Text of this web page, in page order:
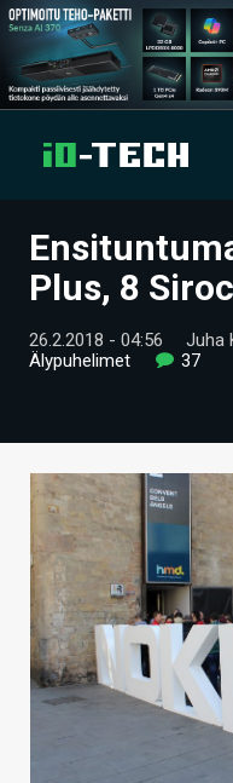
UUTISET
VIDEOT
TIETOA
HINTA.FI
KAUPPA
VAIHDA TEEMA
HAKU
Plus, 8
26.2.2018 - 04:56 Juha
Älypuhelimet
37